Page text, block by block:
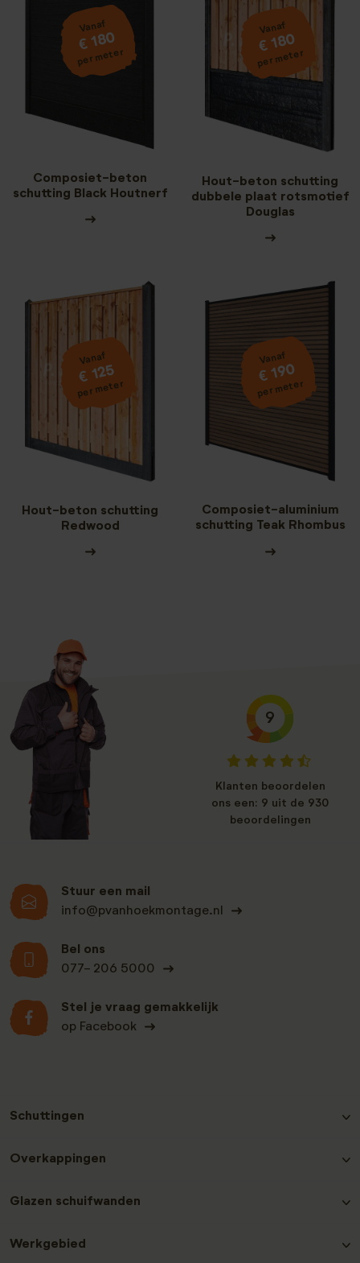
Vanaf
€ 180
per meter
Composiet-beton
schutting Black Houtnerf
Vanaf
€ 180
per meter
Hout-beton schutting
dubbele plaat rotsmotief
Douglas
Vanaf
€ 125
per meter
Hout-beton schutting
Redwood
Vanaf
€ 190
per meter
Composiet-aluminium
schutting Teak Rhombus
Stuur een mail
info@pvanhoekmontage.nl
Bel ons
077- 206 5000
Stel je vraag gemakkelijk
op Facebook
9
Klanten beoordelen
ons een: 9 uit de 930
beoordelingen
Schuttingen
Hout-beton schutting Nobifix
Hout-beton schutting Grenen Zwart
Hout-beton schutting Redwood
Overkappingen
Glazen schuifwanden
Werkgebied